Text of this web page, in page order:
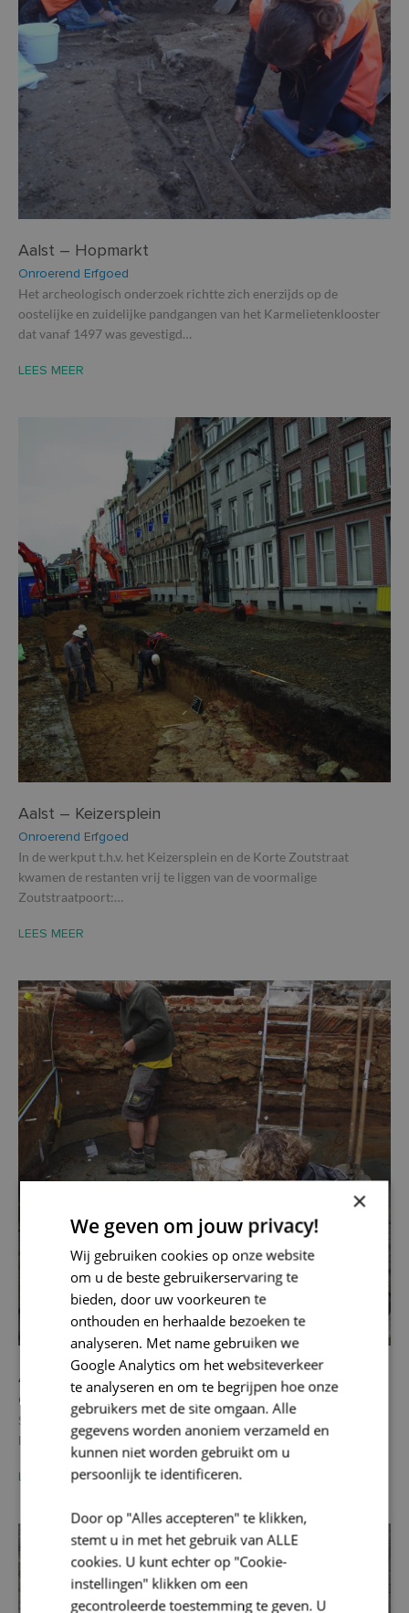
Aalst – Hopmarkt
Onroerend Erfgoed
Het archeologisch onderzoek richtte zich enerzijds op de
oostelijke en zuidelijke pandgangen van het Karmelietenklooster
dat vanaf 1497 was gevestigd…
LEES MEER
Aalst – Keizersplein
Onroerend Erfgoed
In de werkput t.h.v. het Keizersplein en de Korte Zoutstraat
kwamen de restanten vrij te liggen van de voormalige
Zoutstraatpoort:…
LEES MEER
Aalst – Molenstraat
Onroerend Erfgoed
Stad Aalst plant de heraanleg van de Molenstraat. De Molenstraat
kent een rijke geschiedenis. Dat vertaalt zich ook in een…
LEES MEER
×
We geven om jouw privacy!
Wij gebruiken cookies op onze website
om u de beste gebruikerservaring te
bieden, door uw voorkeuren te
onthouden en herhaalde bezoeken te
analyseren. Met name gebruiken we
Google Analytics om het websiteverkeer
te analyseren en om te begrijpen hoe onze
gebruikers met de site omgaan. Alle
gegevens worden anoniem verzameld en
kunnen niet worden gebruikt om u
persoonlijk te identificeren.
Door op "Alles accepteren" te klikken,
stemt u in met het gebruik van ALLE
cookies. U kunt echter op "Cookie-
instellingen" klikken om een
gecontroleerde toestemming te geven. U